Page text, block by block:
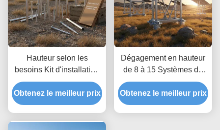
Hauteur selon les
besoins Kit d'installation
au sol de panneaux
solaires offrant une
profondeur illimitée
Obtenez le meilleur prix
Dégagement en hauteur
de 8 à 15 Systèmes de
montage au sol pour
panneaux solaires
optimisés pour une
Obtenez le meilleur prix